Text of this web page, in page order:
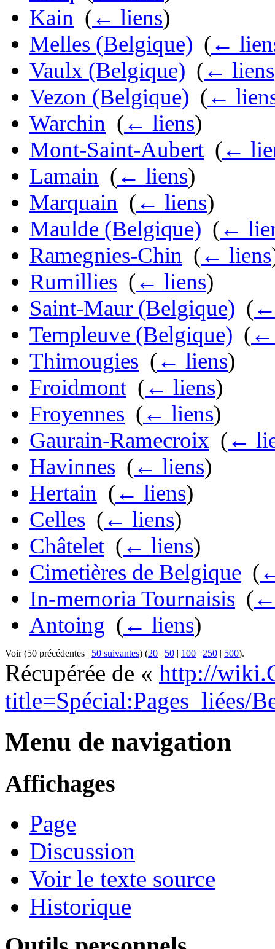
Kain (← liens)
Melles (Belgique) (←
Vaulx (Belgique) (← liens
Vezon (Belgique) (←
Warchin (← liens)
Mont-Saint-Aubert (←
Lamain (← liens)
Marquain (← liens)
Maulde (Belgique) (←
Ramegnies-Chin (← liens
Rumillies (← liens)
Saint-Maur (Belgique) (
Templeuve (Belgique) (←
Thimougies (← liens)
Froidmont (← liens)
Froyennes (← liens)
Gaurain-Ramecroix (←
Havinnes (← liens)
Hertain (← liens)
Celles (← liens)
Châtelet (← liens)
Cimetières de Belgique (
In-memoria Tournaisis (
Antoing (← liens)
Voir (50 précédentes | 50 suivantes) (20 | 50 | 100 | 250 | 500).
Récupérée de « http://
title=Spécial:Pages_liées/
Menu de navigation
Affichages
Page
Discussion
Voir le texte source
Historique